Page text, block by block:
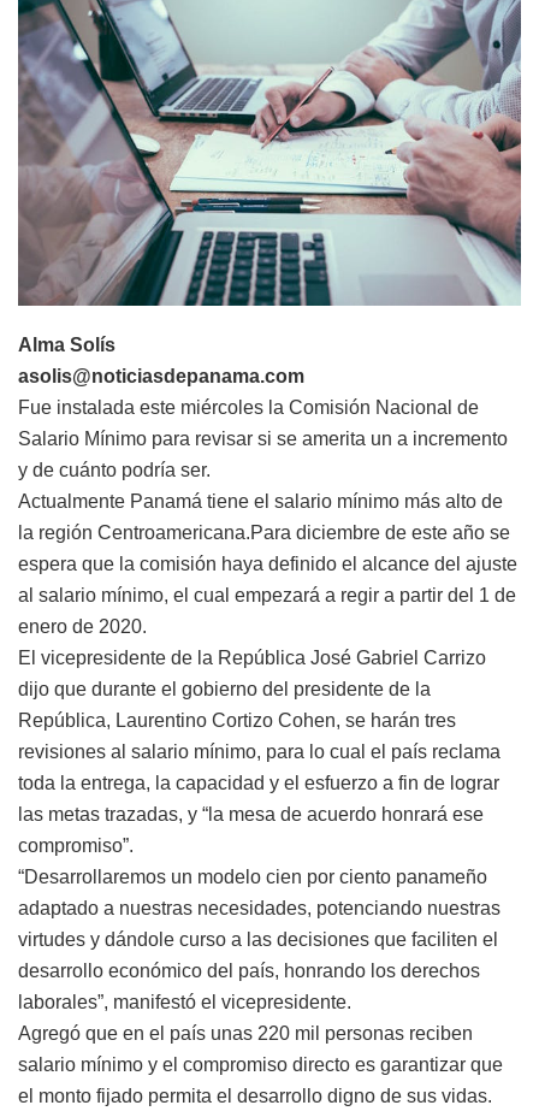
Alma Solís
asolis@noticiasdepanama.com
Fue instalada este miércoles la Comisión Nacional de
Salario Mínimo para revisar si se amerita un a incremento
y de cuánto podría ser.
Actualmente Panamá tiene el salario mínimo más alto de
la región Centroamericana.Para diciembre de este año se
espera que la comisión haya definido el alcance del ajuste
al salario mínimo, el cual empezará a regir a partir del 1 de
enero de 2020.
El vicepresidente de la República José Gabriel Carrizo
dijo que durante el gobierno del presidente de la
República, Laurentino Cortizo Cohen, se harán tres
revisiones al salario mínimo, para lo cual el país reclama
toda la entrega, la capacidad y el esfuerzo a fin de lograr
las metas trazadas, y “la mesa de acuerdo honrará ese
compromiso”.
“Desarrollaremos un modelo cien por ciento panameño
adaptado a nuestras necesidades, potenciando nuestras
virtudes y dándole curso a las decisiones que faciliten el
desarrollo económico del país, honrando los derechos
laborales”, manifestó el vicepresidente.
Agregó que en el país unas 220 mil personas reciben
salario mínimo y el compromiso directo es garantizar que
el monto fijado permita el desarrollo digno de sus vidas.